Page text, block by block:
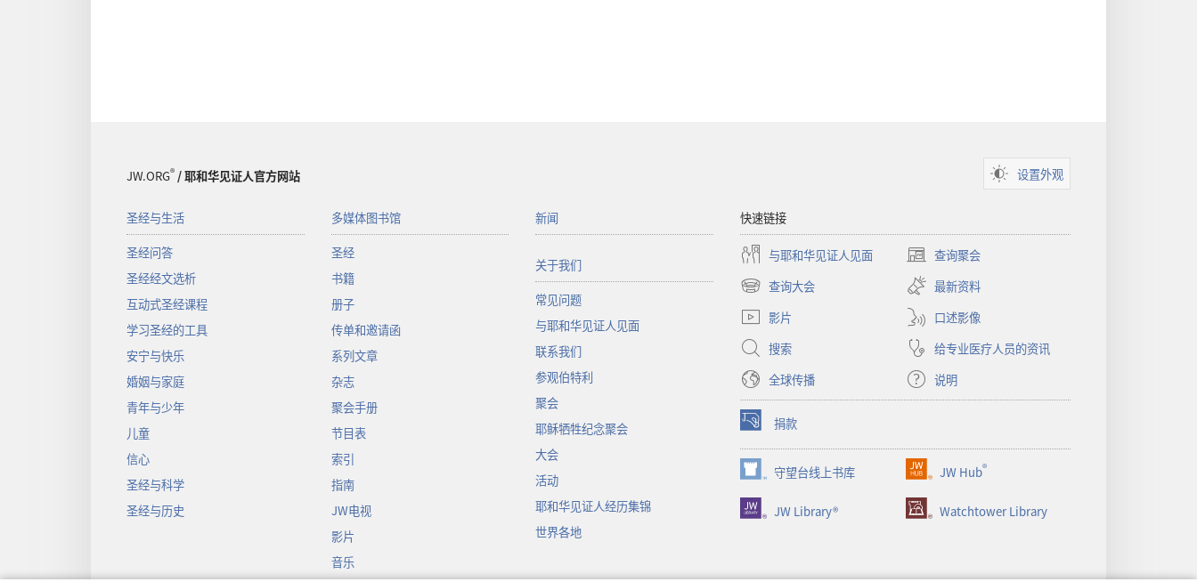
JW.ORG®/ 耶和华见证人官方网站 设置外观
圣经与生活
圣经问答
圣经经文选析
互动式圣经课程
学习圣经的工具
安宁与快乐
婚姻与家庭
青年与少年
儿童
信心
圣经与科学
圣经与历史
多媒体图书馆
圣经
书籍
册子
传单和邀请函
系列文章
杂志
聚会手册
节目表
索引
指南
JW电视
影片
音乐
新闻
关于我们
常见问题
与耶和华见证人见面
联系我们
参观伯特利
聚会
耶稣牺牲纪念聚会
大会
活动
耶和华见证人经历集锦
世界各地
快速链接
与耶和华见证人见面 查询聚会
（打
开
新
窗
口）
查询大会
（打
开
新
窗
口）
最新资料
影片
口述影像
搜索
给专业医疗人员的资讯
全球传播
说明
捐款
（打
开
新
窗
口）
守望台线上书库
（打
开
新
JW Hub®
（打
开
新
JW Library® Watchtower Library